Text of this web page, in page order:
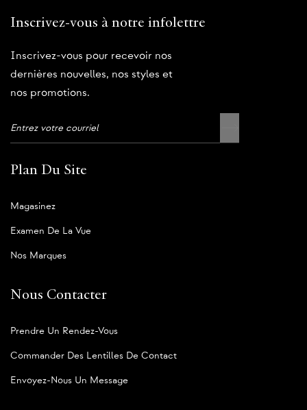
Inscrivez-vous à notre infolettre
Inscrivez-vous pour recevoir nos
dernières nouvelles, nos styles et
nos promotions.
Plan Du Site
Magasinez
Examen De La Vue
Nos Marques
Nous Contacter
Prendre Un Rendez-Vous
Commander Des Lentilles De Contact
Envoyez-Nous Un Message